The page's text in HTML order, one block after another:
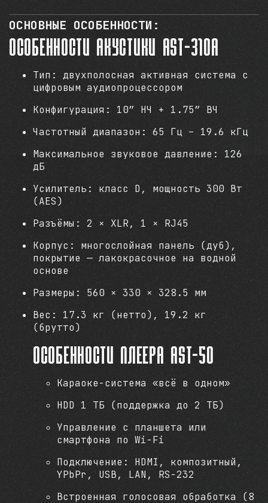
ОСНОВНЫЕ ОСОБЕННОСТИ:
Особенности акустики AST-310A
Тип: двухполосная активная система с
цифровым аудиопроцессором
Конфигурация: 10” НЧ + 1.75” ВЧ
Частотный диапазон: 65 Гц – 19.6 кГц
Максимальное звуковое давление: 126
дБ
Усилитель: класс D, мощность 300 Вт
(AES)
Разъёмы: 2 × XLR, 1 × RJ45
Корпус: многослойная панель (дуб),
покрытие — лакокрасочное на водной
основе
Размеры: 560 × 330 × 328.5 мм
Вес: 17.3 кг (нетто), 19.2 кг
(брутто)
Особенности плеера AST-50
Караоке-система «всё в одном»
HDD 1 ТБ (поддержка до 2 ТБ)
Управление с планшета или
смартфона по Wi-Fi
Подключение: HDMI, композитный,
YPbPr, USB, LAN, RS-232
Встроенная голосовая обработка (8